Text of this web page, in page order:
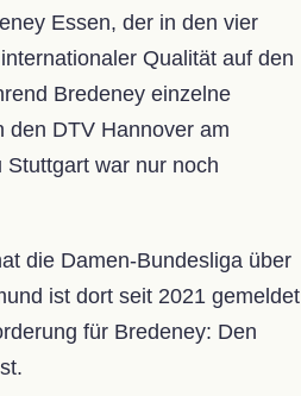
Essen, der in den vier
Qualität auf den
Bredeney einzelne
den DTV Hannover am
war nur noch
die Damen-Bundesliga über
ist dort seit 2021 gemeldet
für Bredeney: Den